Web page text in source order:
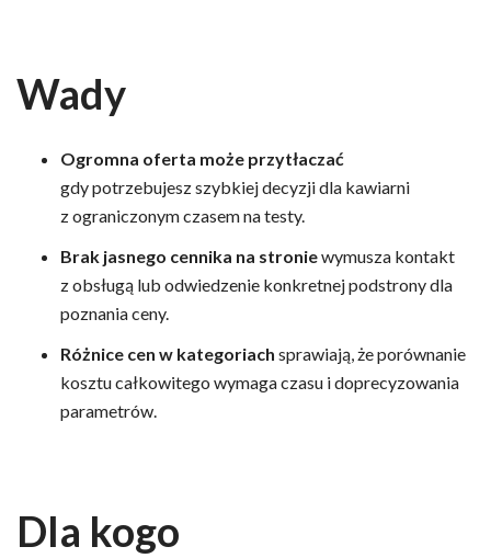
Wady
Ogromna oferta może przytłaczać
gdy potrzebujesz szybkiej decyzji dla kawiarni
z ograniczonym czasem na testy.
Brak jasnego cennika na stroniewymusza kontakt
z obsługą lub odwiedzenie konkretnej podstrony dla
poznania ceny.
Różnice cen w kategoriach sprawiają, że porównanie
kosztu całkowitego wymaga czasu i doprecyzowania
parametrów.
Dla kogo